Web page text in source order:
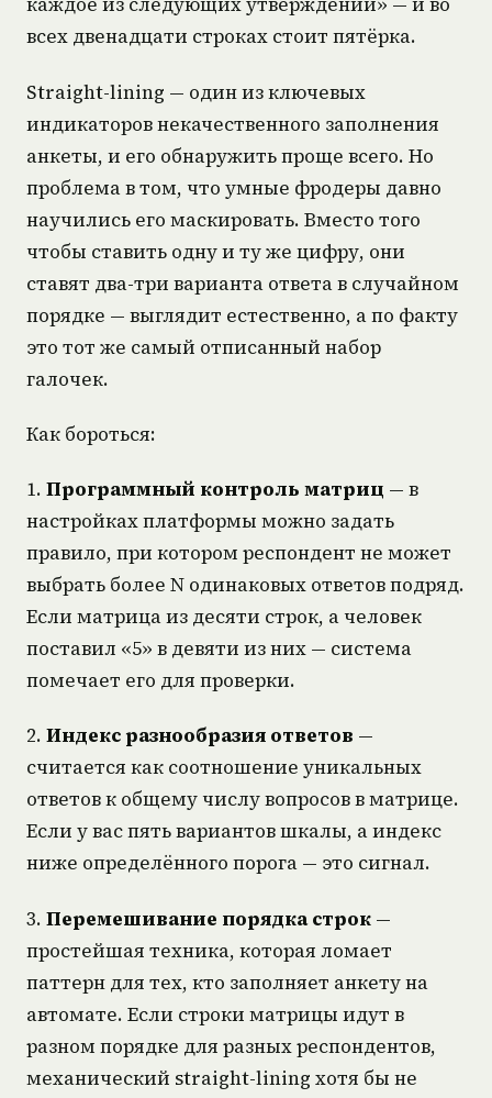
всех двенадцати строках стоит пятёрка.
Straight-lining — один из ключевых
индикаторов некачественного заполнения
анкеты, и его обнаружить проще всего. Но
проблема в том, что умные фродеры давно
научились его маскировать. Вместо того
чтобы ставить одну и ту же цифру, они
ставят два-три варианта ответа в случайном
порядке — выглядит естественно, а по факту
это тот же самый отписанный набор
галочек.
Как бороться:
1. Программный контроль матриц — в
настройках платформы можно задать
правило, при котором респондент не может
выбрать более N одинаковых ответов подряд.
Если матрица из десяти строк, а человек
поставил «5» в девяти из них — система
помечает его для проверки.
2. Индекс разнообразия ответов —
считается как соотношение уникальных
ответов к общему числу вопросов в матрице.
Если у вас пять вариантов шкалы, а индекс
ниже определённого порога — это сигнал.
3. Перемешивание порядка строк —
простейшая техника, которая ломает
паттерн для тех, кто заполняет анкету на
автомате. Если строки матрицы идут в
разном порядке для разных респондентов,
механический straight-lining хотя бы не